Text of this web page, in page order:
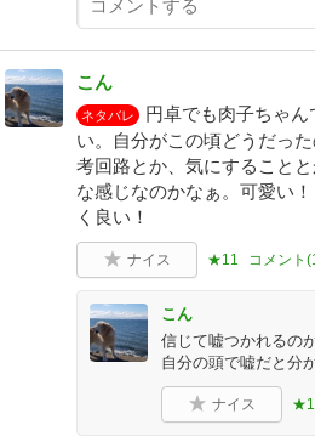
こん
ネタバレ
円卓でも肉子ちゃ
い。自分がこの頃どうだっ
考回路とか、気にすること
な感じなのかなぁ。可愛い
く良い！
ナイス ★11 コメント(
こん
信じて嘘つかれるの
自分の頭で嘘だと分
ナイス ★1